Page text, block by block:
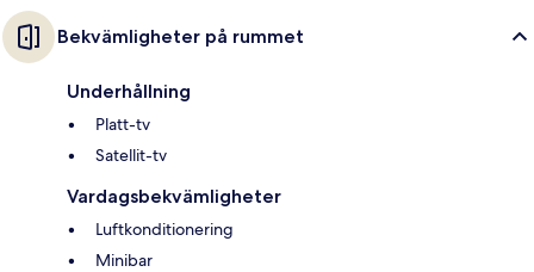
Bekvämligheter på rummet
Underhållning
Platt-tv
Satellit-tv
Vardagsbekvämligheter
Luftkonditionering
Minibar